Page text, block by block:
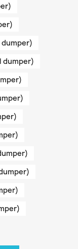
dumper)
dumper)